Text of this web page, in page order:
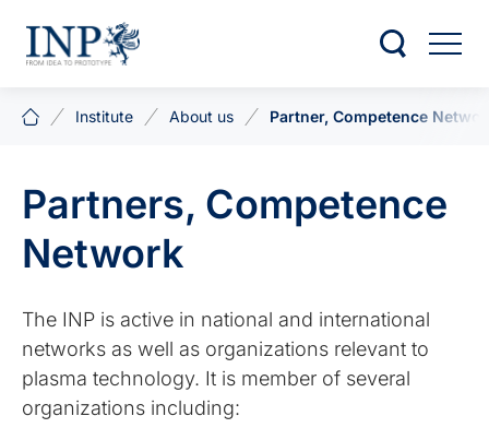
Institute About us Partner, Competence
Partners, Competence
Network
The INP is active in national and international
networks as well as organizations relevant to
plasma technology. It is member of several
organizations including: